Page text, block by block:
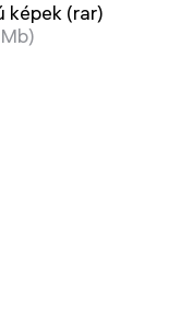
képek (rar)